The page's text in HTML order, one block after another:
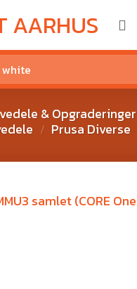
& Opgraderinger
/ Prusa Diverse